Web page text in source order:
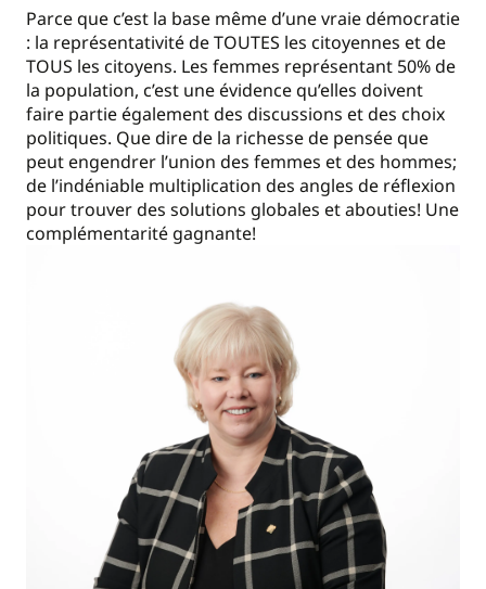
Parce que c’est la base même d’une vraie démocratie
: la représentativité de TOUTES les citoyennes et de
TOUS les citoyens. Les femmes représentant 50% de
la population, c’est une évidence qu’elles doivent
faire partie également des discussions et des choix
politiques. Que dire de la richesse de pensée que
peut engendrer l’union des femmes et des hommes;
de l’indéniable multiplication des angles de réflexion
pour trouver des solutions globales et abouties! Une
complémentarité gagnante!